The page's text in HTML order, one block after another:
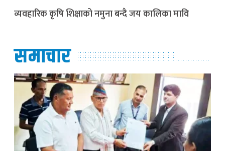
व्यवहारिक कृषि शिक्षाको नमुना बन्दै जय कालिका मावि
समाचार